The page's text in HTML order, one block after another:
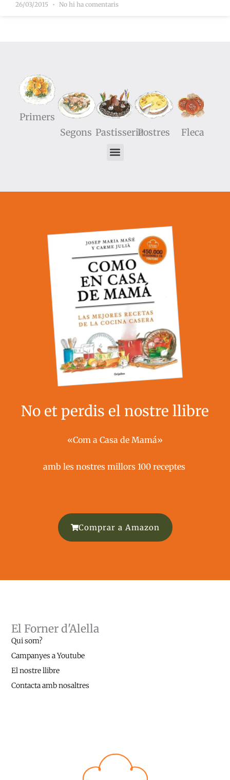
26/03/2015 No hi ha comentaris
Primers
Segons PastisseriaPostres Fleca
No et perdis el nostre llibre
«Com a Casa de Mamá»
amb les nostres millors 100 receptes ​
Comprar a Amazon
El Forner d'Alella
Qui som?
Campanyes a Youtube
El nostre llibre
Contacta amb nosaltres